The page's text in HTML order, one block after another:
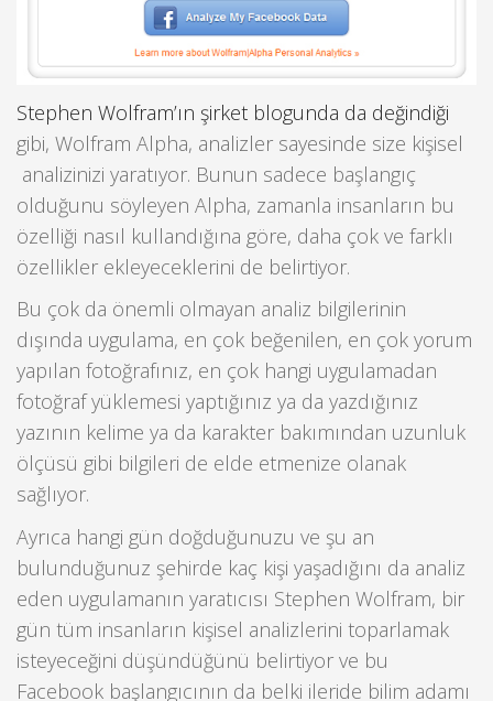
Stephen Wolfram’ın şirket blogunda da değindiği
gibi, Wolfram Alpha, analizler sayesinde size kişisel
analizinizi yaratıyor. Bunun sadece başlangıç
olduğunu söyleyen Alpha, zamanla insanların bu
özelliği nasıl kullandığına göre, daha çok ve farklı
özellikler ekleyeceklerini de belirtiyor.
Bu çok da önemli olmayan analiz bilgilerinin
dışında uygulama, en çok beğenilen, en çok yorum
yapılan fotoğrafınız, en çok hangi uygulamadan
fotoğraf yüklemesi yaptığınız ya da yazdığınız
yazının kelime ya da karakter bakımından uzunluk
ölçüsü gibi bilgileri de elde etmenize olanak
sağlıyor.
Ayrıca hangi gün doğduğunuzu ve şu an
bulunduğunuz şehirde kaç kişi yaşadığını da analiz
eden uygulamanın yaratıcısı Stephen Wolfram, bir
gün tüm insanların kişisel analizlerini toparlamak
isteyeceğini düşündüğünü belirtiyor ve bu
Facebook başlangıcının da belki ileride bilim adamı